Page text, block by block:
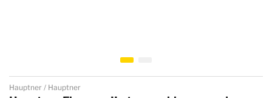
Przejdź na początek galerii
Hauptner Hauptner